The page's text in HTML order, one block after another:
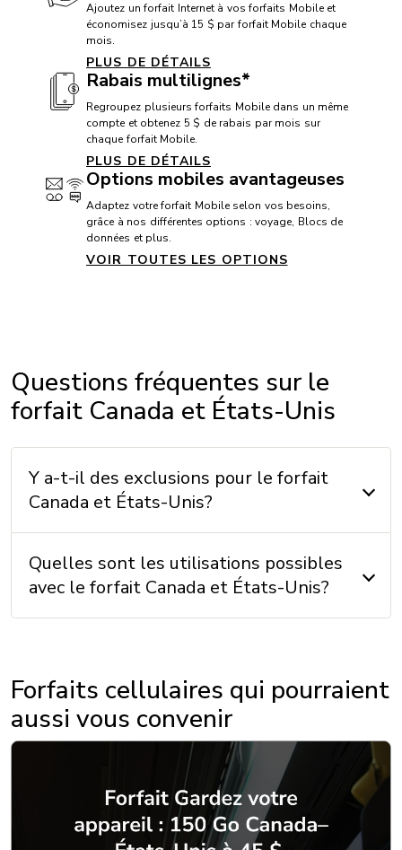
Ajoutez un forfait Internet à vos forfaits Mobile et
économisez jusqu’à 15 $ par forfait Mobile chaque
mois.
PLUS DE DÉTAILS
Rabais multilignes*
Regroupez plusieurs forfaits Mobile dans un même
compte et obtenez 5 $ de rabais par mois sur
chaque forfait Mobile.
PLUS DE DÉTAILS
Options mobiles avantageuses
Adaptez votre forfait Mobile selon vos besoins,
grâce à nos différentes options : voyage, Blocs de
données et plus.
VOIR TOUTES LES OPTIONS
Questions fréquentes sur le
forfait Canada et États-Unis
Y a-t-il des exclusions pour le forfait
Canada et États-Unis?
Quelles sont les utilisations possibles
avec le forfait Canada et États-Unis?
Forfaits cellulaires qui pourraient
aussi vous convenir